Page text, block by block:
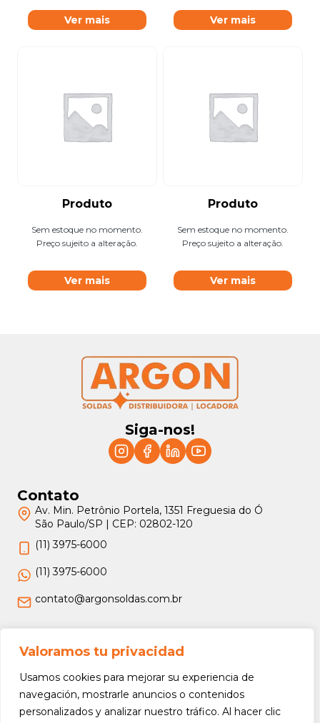
Valoramos tu privacidad
Usamos cookies para mejorar su experiencia de
navegación, mostrarle anuncios o contenidos
personalizados y analizar nuestro tráfico. Al hacer clic
Ver mais Ver mais
Produto
Sem estoque no momento.
Preço sujeito a alteração.
Ver mais
Produto
Sem estoque no momento.
Preço sujeito a alteração.
Ver mais
Siga-nos!
Contato
Av. Min. Petrônio Portela, 1351 Freguesia do Ó
São Paulo/SP | CEP: 02802-120
(11) 3975-6000
(11) 3975-6000
contato@argonsoldas.com.br
Jurídico
Termos e Condições
Política de Privacidade
Política de Devolução e Reembolso